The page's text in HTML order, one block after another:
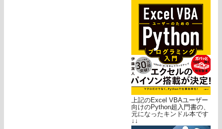
上記のExcel VBAユーザー
向けのPython超入門書の、
元になったキンドル本です
↓↓